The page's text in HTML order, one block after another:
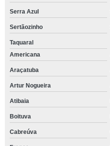
Serra Azul
Sertãozinho
Taquaral
Americana
Araçatuba
Artur Nogueira
Atibaia
Boituva
Cabreúva